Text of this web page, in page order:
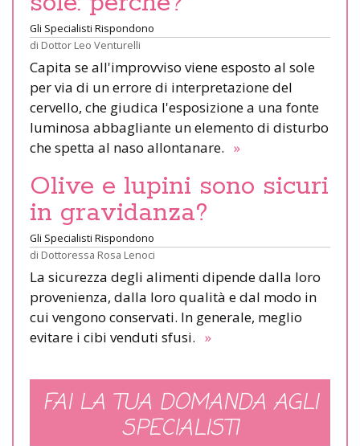
Gli Specialisti Rispondono
di Dottor Leo Venturelli
Capita se all'improvviso viene esposto al sole
per via di un errore di interpretazione del
cervello, che giudica l'esposizione a una fonte
luminosa abbagliante un elemento di disturbo
che spetta al naso allontanare. »
Olive e lupini sono sicuri
in gravidanza?
Gli Specialisti Rispondono
di Dottoressa Rosa Lenoci
La sicurezza degli alimenti dipende dalla loro
provenienza, dalla loro qualità e dal modo in
cui vengono conservati. In generale, meglio
evitare i cibi venduti sfusi. »
FAI LA TUA DOMANDA AGLI
SPECIALISTI